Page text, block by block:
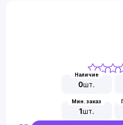
Наличие
0шт.
Мин. заказ
1шт.